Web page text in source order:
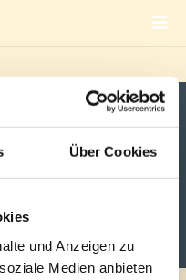
Über Cookies
und Anzeigen zu
Medien anbieten